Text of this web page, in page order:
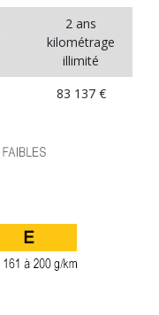
2 ans
kilométrage
illimité
83 137 €